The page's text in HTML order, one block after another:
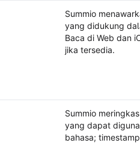
Summio
yang didukung
Baca di Web dan
jika tersedia.
Summio
yang dapat
bahasa;